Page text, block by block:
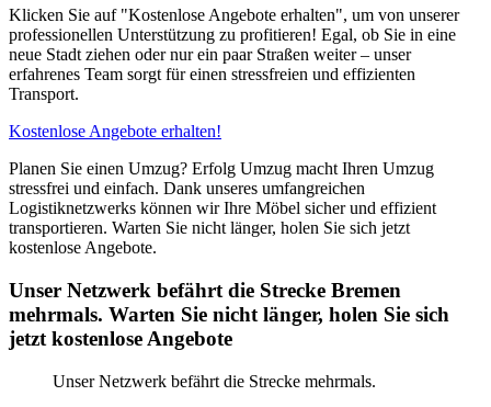
Klicken Sie auf "Kostenlose Angebote erhalten", um von unserer
professionellen Unterstützung zu profitieren! Egal, ob Sie in eine
neue Stadt ziehen oder nur ein paar Straßen weiter – unser
erfahrenes Team sorgt für einen stressfreien und effizienten
Transport.
Kostenlose Angebote erhalten!
Planen Sie einen Umzug? Erfolg Umzug macht Ihren Umzug
stressfrei und einfach. Dank unseres umfangreichen
Logistiknetzwerks können wir Ihre Möbel sicher und effizient
transportieren. Warten Sie nicht länger, holen Sie sich jetzt
kostenlose Angebote.
Unser Netzwerk befährt die Strecke Bremen
mehrmals. Warten Sie nicht länger, holen Sie sich
jetzt kostenlose Angebote
Unser Netzwerk befährt die Strecke mehrmals.